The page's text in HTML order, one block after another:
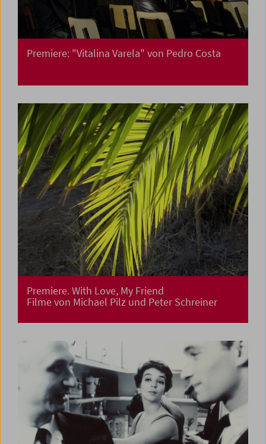
Premiere: "Vitalina Varela" von Pedro Costa
Premiere. With Love, My Friend
Filme von Michael Pilz und Peter Schreiner